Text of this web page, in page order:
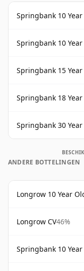
Springbank 10
Springbank 10
Springbank 15
Springbank 18
Springbank 30
ANDERE BOTTELINGEN
Longrow 10 Year
Longrow CV46%
Springbank 10